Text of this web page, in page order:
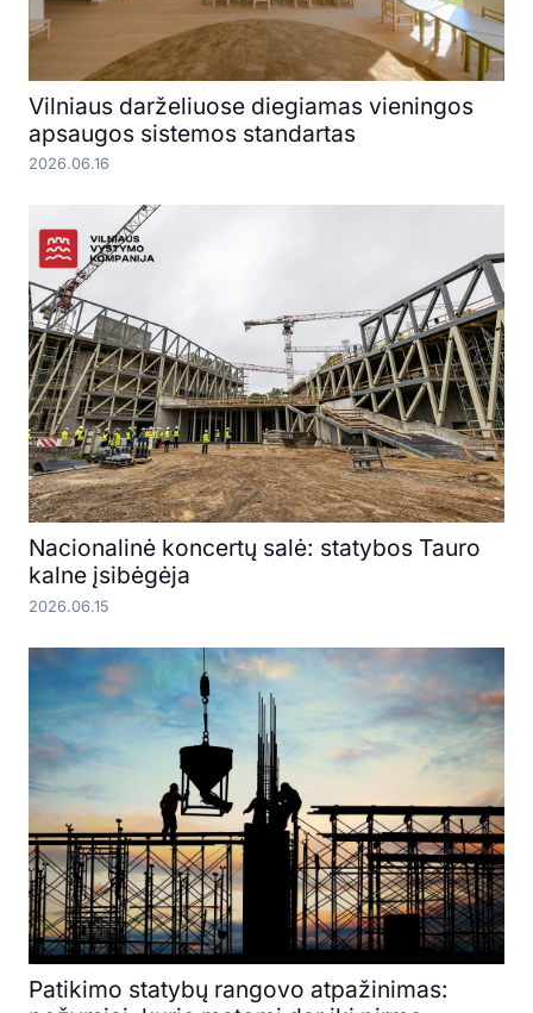
Vilniaus darželiuose diegiamas vieningos
apsaugos sistemos standartas
2026.06.16
Nacionalinė koncertų salė: statybos Tauro
kalne įsibėgėja
2026.06.15
Patikimo statybų rangovo atpažinimas: